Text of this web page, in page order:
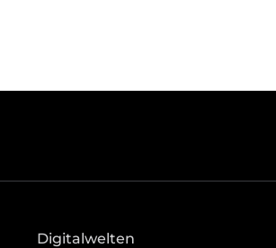
Digitalwelten